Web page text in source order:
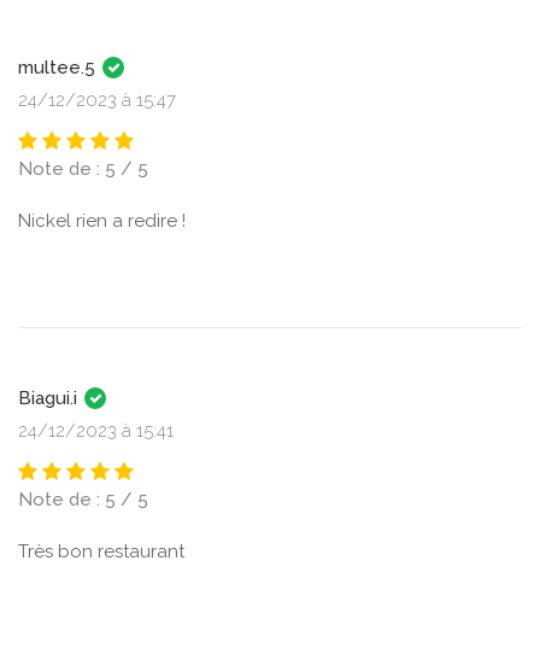
multee.5
24/12/2023 à 15:47
Note de : 5 / 5
Nickel rien a redire !
Biagui.i
24/12/2023 à 15:41
Note de : 5 / 5
Très bon restaurant